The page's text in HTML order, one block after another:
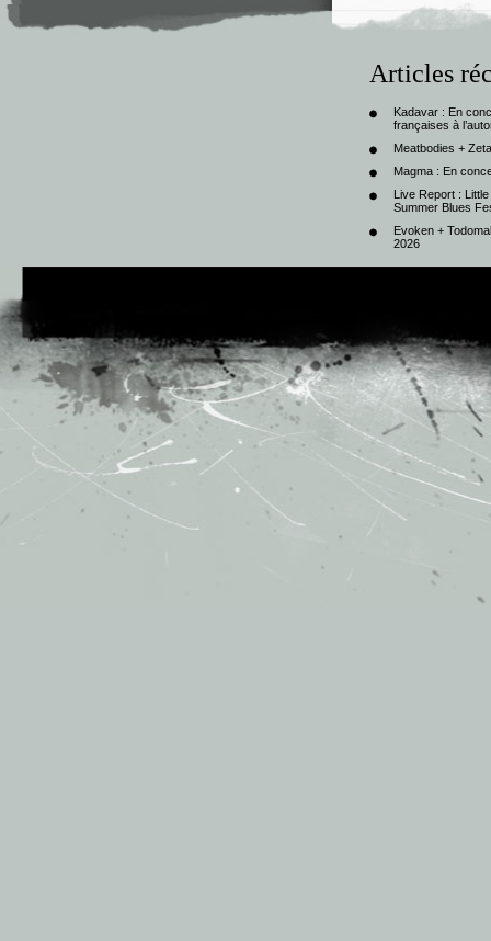
Articles
Kadavar : En
françaises à
Meatbodies +
Magma : En
Live Report :
Summer Blues
Evoken +
2026